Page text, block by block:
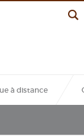
à distance